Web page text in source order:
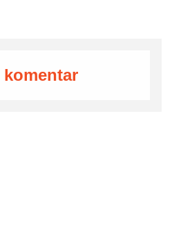
komentar